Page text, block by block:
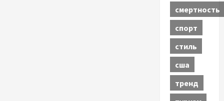
смертность
спорт
стиль
сша
тренд